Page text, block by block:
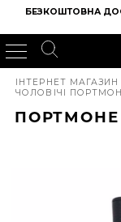
БЕЗКОШТОВНА
ІНТЕРНЕТ МАГАЗИН
ЧОЛОВІЧІ